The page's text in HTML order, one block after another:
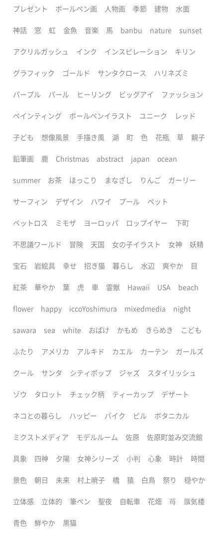
プレゼント ボールペン画 人物画 季節 建物 水面
神話 窓 虹 金魚 音楽 馬 banbu nature sunset
アクリルガッシュ インク インスピレーション キリン
グラフィック ゴールド サンタクロース ハリネズミ
パープル パール ヒーリング ビッグアイ ファッション
ペインティング ボールペンイラスト ユニーク レッド
子ども 想像風景 手描き風 湖 町 色 花瓶 草 親子
鉛筆画 鹿 Christmas abstract japan ocean
summer お茶 ほっこり まなざし りんご ガーリー
サーフィン デザイン ハワイ プール ペット
ペットロス ミモザ ヨーロッパ ロップイヤー 下町
不思議ワールド 冒険 天国 女の子イラスト 女神 妖精
宝石 岩絵具 幸せ 招き猫 暮らし 水辺 爽やか 目
紅茶 華やか 葉 虎 車 霊獣 Hawaii USA beach
flower happy iccoYoshimura mixedmedia night
sawara sea white おばけ かもめ きらめき こども
ふたり アメリカ アルキド カエル カーテン ガールズ
クール サンタ シティポップ ジャズ スタイリッシュ
ゾウ タロット チェック柄 ティーカップ デザート
ネコとの暮らし ハッピー バイク ビル ボタニカル
ミクストメディア モデルルーム 佐原 佐原町並み交流館
具象 四神 夕陽 女神シリーズ 小判 心象 時計 時間
景色 朝日 未来 村上暁子 橋 猿 白鳥 祭り 穏やか
立体感 立体的 筆ペン 聖夜 自転車 花畑 苺 蜃気楼
青色 鮮やか 黒猫